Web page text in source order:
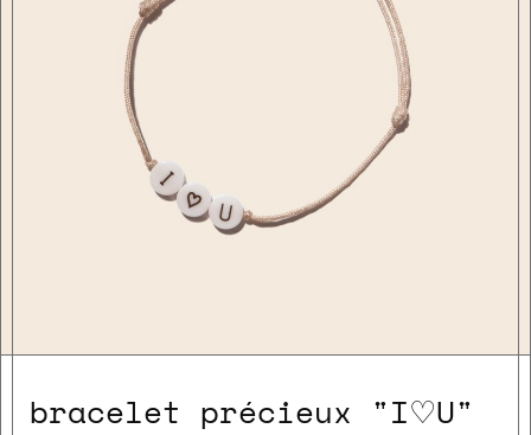
bracelet précieux "I♡U"